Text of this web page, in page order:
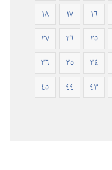
١٦ ١٧
١٨
٢٥ ٢٦
٢٧
٣٤ ٣٥
٣٦
٤٣ ٤٤
٤٥